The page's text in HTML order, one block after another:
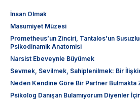
İnsan Olmak
Masumiyet Müzesi
Prometheus’un Zinciri, Tantalos’un
Psikodinamik Anatomisi
Narsist Ebeveynle Büyümek
Sevmek, Sevilmek, Sahiplenilmek: Bir
Neden Kendine Göre Bir Partner Bulmakta
Psikolog Danışan Bulamıyorum Diyenler